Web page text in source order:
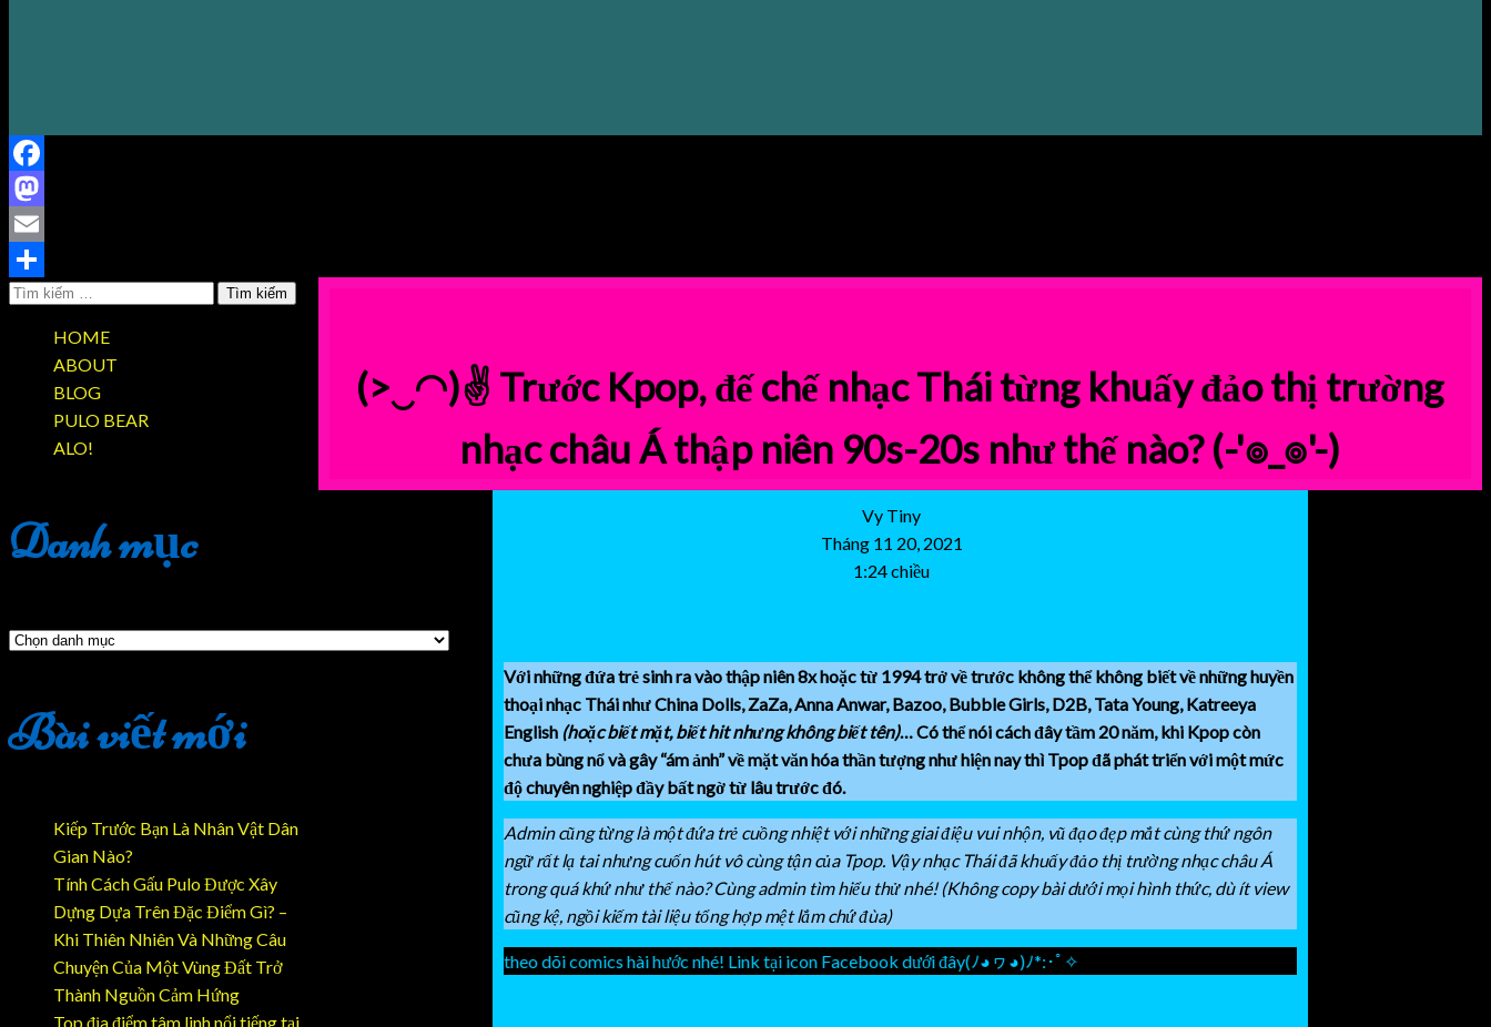
Facebook
Mastodon
Email
Share
(>‿◠)✌ Trước Kpop, đế chế nhạc Thái từng khuấy đảo thị trường
nhạc châu Á thập niên 90s-20s như thế nào?(-'๏_๏'-)
Vy Tiny
Tháng 11 20, 2021
1:24 chiều
Với những đứa trẻ sinh ra vào thập niên 8x hoặc từ 1994 trở về trước không thể không biết về những huyền
thoại nhạc Thái như China Dolls, ZaZa, Anna Anwar, Bazoo, Bubble Girls, D2B, Tata Young, Katreeya
English (hoặc biết mặt, biết hit nhưng không biết tên)… Có thể nói cách đây tầm 20 năm, khi Kpop còn
chưa bùng nổ và gây “ám ảnh” về mặt văn hóa thần tượng như hiện nay thì Tpop đã phát triển với một mức
độ chuyên nghiệp đầy bất ngờ từ lâu trước đó.
Admin cũng từng là một đứa trẻ cuồng nhiệt với những giai điệu vui nhộn, vũ đạo đẹp mắt cùng thứ ngôn
ngữ rất lạ tai nhưng cuốn hút vô cùng tận của Tpop. Vậy nhạc Thái đã khuấy đảo thị trường nhạc châu Á
trong quá khứ như thế nào? Cùng admin tìm hiểu thử nhé! (Không copy bài dưới mọi hình thức, dù ít view
cũng kệ, ngồi kiếm tài liệu tổng hợp mệt lắm chứ đùa)
Follow Fanpage Pulo Bear - Gấu Pulo Bear để theo dõi comics hài hước nhé! Link tại icon Facebook dưới đây(ﾉ◕ヮ◕)ﾉ*:･ﾟ✧
Tìm
HOME
ABOUT
BLOG
PULO BEAR
ALO!
Danh mục
Danh
Bài viết mới
Kiếp Trước Bạn Là Nhân Vật Dân
Gian Nào?
Tính Cách Gấu Pulo Được Xây
Dựng Dựa Trên Đặc Điểm Gì? –
Khi Thiên Nhiên Và Những Câu
Chuyện Của Một Vùng Đất Trở
Thành Nguồn Cảm Hứng
Top địa điểm tâm linh nổi tiếng tại